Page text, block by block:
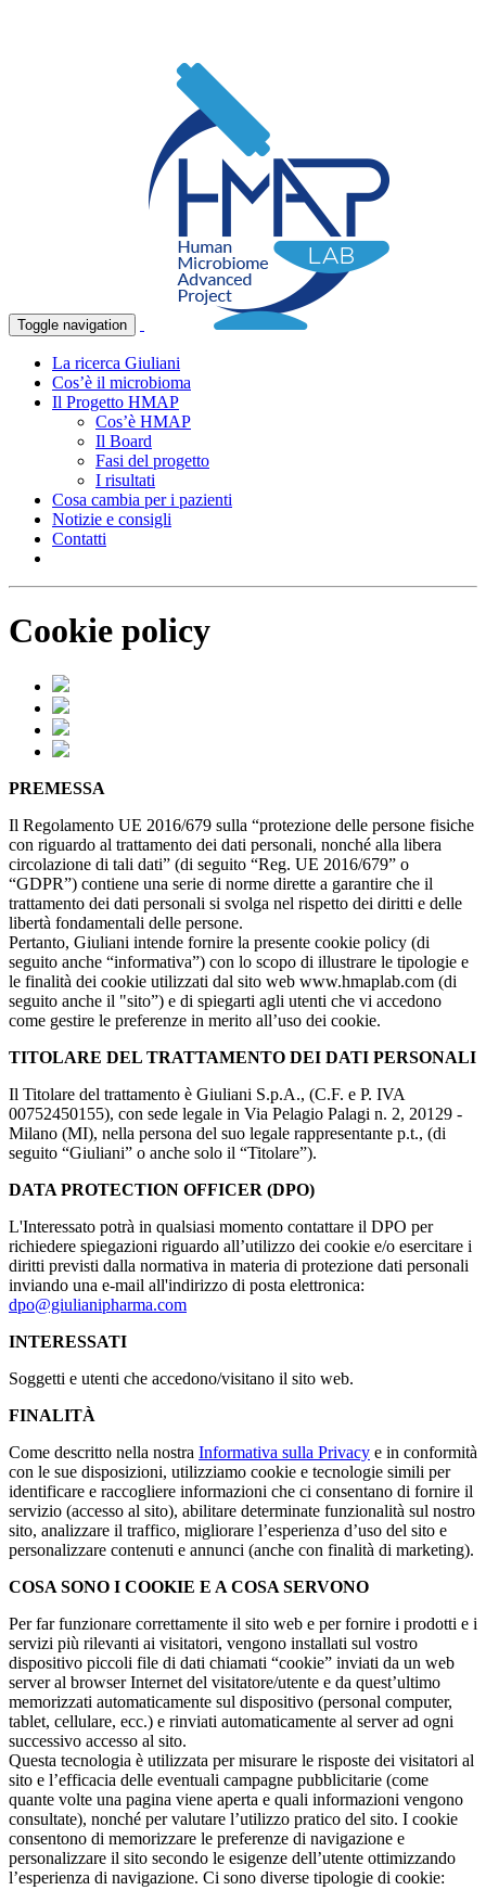
Toggle navigation
La ricerca Giuliani
Cos’è il microbioma
Il Progetto HMAP
Cos’è HMAP
Il Board
Fasi del progetto
I risultati
Cosa cambia per i pazienti
Notizie e consigli
Contatti
Cookie policy
PREMESSA
Il Regolamento UE 2016/679 sulla “protezione delle persone fisiche
con riguardo al trattamento dei dati personali, nonché alla libera
circolazione di tali dati” (di seguito “Reg. UE 2016/679” o
“GDPR”) contiene una serie di norme dirette a garantire che il
trattamento dei dati personali si svolga nel rispetto dei diritti e delle
libertà fondamentali delle persone.
Pertanto, Giuliani intende fornire la presente cookie policy (di
seguito anche “informativa”) con lo scopo di illustrare le tipologie e
le finalità dei cookie utilizzati dal sito web www.hmaplab.com (di
seguito anche il "sito”) e di spiegarti agli utenti che vi accedono
come gestire le preferenze in merito all’uso dei cookie.
TITOLARE DEL TRATTAMENTO DEI DATI PERSONALI
Il Titolare del trattamento è Giuliani S.p.A., (C.F. e P. IVA
00752450155), con sede legale in Via Pelagio Palagi n. 2, 20129 -
Milano (MI), nella persona del suo legale rappresentante p.t., (di
seguito “Giuliani” o anche solo il “Titolare”).
DATA PROTECTION OFFICER (DPO)
L'Interessato potrà in qualsiasi momento contattare il DPO per
richiedere spiegazioni riguardo all’utilizzo dei cookie e/o esercitare i
diritti previsti dalla normativa in materia di protezione dati personali
inviando una e-mail all'indirizzo di posta elettronica:
dpo@giulianipharma.com
INTERESSATI
Soggetti e utenti che accedono/visitano il sito web.
FINALITÀ
Come descritto nella nostra Informativa sulla Privacy e in conformità
con le sue disposizioni, utilizziamo cookie e tecnologie simili per
identificare e raccogliere informazioni che ci consentano di fornire il
servizio (accesso al sito), abilitare determinate funzionalità sul nostro
sito, analizzare il traffico, migliorare l’esperienza d’uso del sito e
personalizzare contenuti e annunci (anche con finalità di marketing).
COSA SONO I COOKIE E A COSA SERVONO
Per far funzionare correttamente il sito web e per fornire i prodotti e i
servizi più rilevanti ai visitatori, vengono installati sul vostro
dispositivo piccoli file di dati chiamati “cookie” inviati da un web
server al browser Internet del visitatore/utente e da quest’ultimo
memorizzati automaticamente sul dispositivo (personal computer,
tablet, cellulare, ecc.) e rinviati automaticamente al server ad ogni
successivo accesso al sito.
Questa tecnologia è utilizzata per misurare le risposte dei visitatori al
sito e l’efficacia delle eventuali campagne pubblicitarie (come
quante volte una pagina viene aperta e quali informazioni vengono
consultate), nonché per valutare l’utilizzo pratico del sito. I cookie
consentono di memorizzare le preferenze di navigazione e
personalizzare il sito secondo le esigenze dell’utente ottimizzando
l’esperienza di navigazione. Ci sono diverse tipologie di cookie: